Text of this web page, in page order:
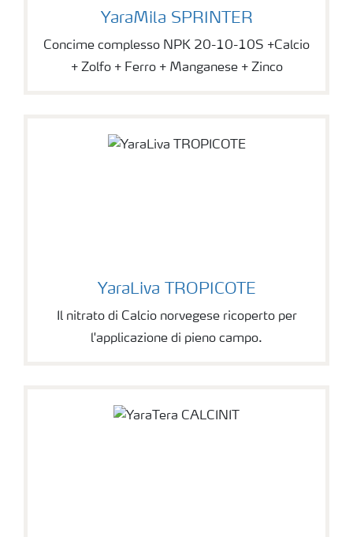
YaraMila SPRINTER
Concime complesso NPK 20-10-10S +Calcio
+ Zolfo + Ferro + Manganese + Zinco
YaraLiva TROPICOTE
Il nitrato di Calcio norvegese ricoperto per
l'applicazione di pieno campo.